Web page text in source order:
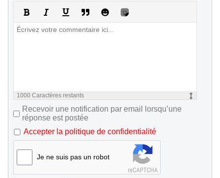
1000 Caractères restants
Recevoir une notification par email lorsqu’une
réponse est postée
Accepter la politique de confidentialité
Je ne suis pas un robot